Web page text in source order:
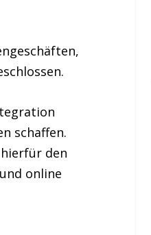
schaffen.
den
online